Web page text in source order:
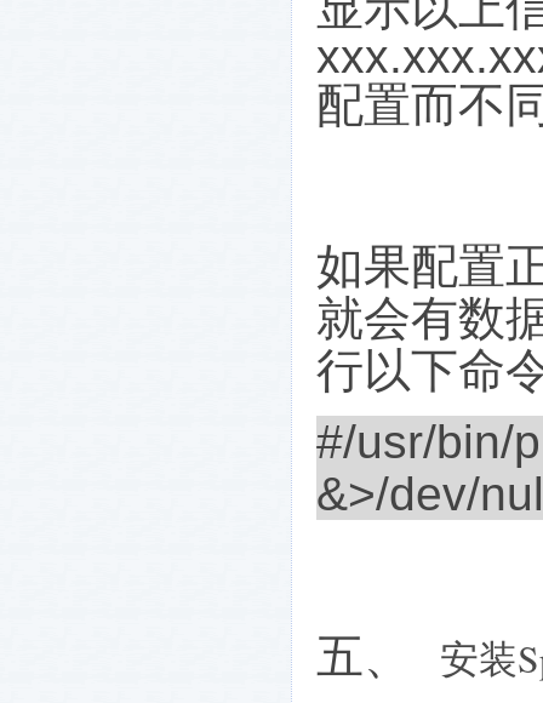
配置而不
如果配置
就会有数
行以下命
#/usr/bin/
&>/dev/
五、 安装